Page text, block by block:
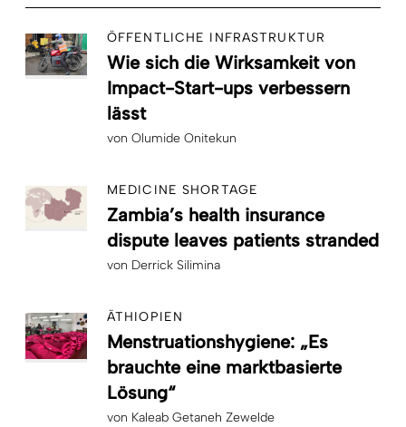
ÖFFENTLICHE INFRASTRUKTUR
Wie sich die Wirksamkeit von
Impact-Start-ups verbessern
lässt
von Olumide Onitekun
MEDICINE SHORTAGE
Zambia’s health insurance
dispute leaves patients stranded
von Derrick Silimina
ÄTHIOPIEN
Menstruationshygiene: „Es
brauchte eine marktbasierte
Lösung“
von Kaleab Getaneh Zewelde